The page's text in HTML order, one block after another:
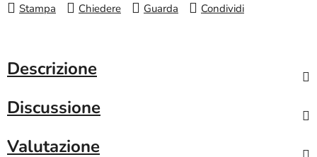
Stampa Chiedere Guarda Condividi
Descrizione
Discussione
Valutazione